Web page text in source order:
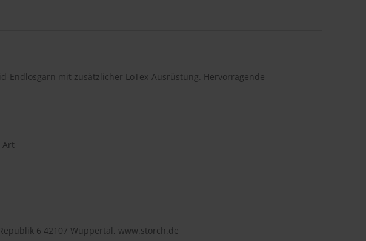
Endlosgarn mit zusätzlicher LoTex-Ausrüstung. Hervorragende
Art
6 42107 Wuppertal, www.storch.de